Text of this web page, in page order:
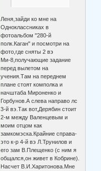
Леня,зайди ко мне на
Одноклассниках в
фотоальбом "280-й
полк.Каган" и посмотри на
фото,где сняты 2 вэ
Ми-8,получающие задание
перед вылетом на
учения.Там на переднем
плане стоят комполка и
начштаба Мироненко и
Горбунов.А слева направо лс
3-й вэ.Так вот,Дерябин стоит
2-м между Валенцевым и
моим отцом как
замкомэска.Крайние справа-
это к-р 4-й вэ Л.Трунилов и
его зам В.Плещенко (с ним я
общался,он живет в Кобрине).
Насчет В.И.Харитонова.Мне